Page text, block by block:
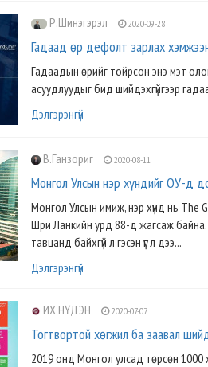
Р.Шинэгэрэл 2020-09-28
Гадаад өр дефолт зарлах
Гадаадын өрийг тойрсон энэ мэт
асуудлуудыг бид шийдэхгүйгээр
Дэлгэрэнгүй
В.Ганзориг 2020-08-11
Монгол Улсын нэр хүндийг ОУ-д
Монгол Улсын имиж, нэр хүнд нь The
Шри Ланкийн урд 88-д жагсаж
тавцанд байхгүй л гэсэн үг л дээ...
Дэлгэрэнгүй
ИХ НҮДЭН 2020-07-07
Тогтвортой хөгжил ба заавал
2019 онд Монгол улсад төрсөн 1000